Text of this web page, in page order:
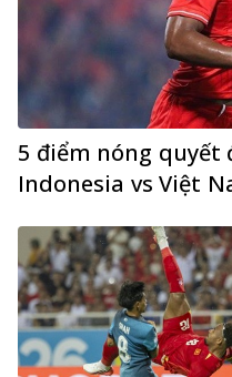
5 điểm nóng
Indonesia vs Việt